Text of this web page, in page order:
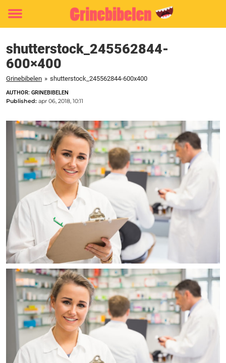
Toggle
shutterstock_245562844-
600×400
Grinebibelen » shutterstock_245562844-600x400
AUTHOR: GRINEBIBELEN
Published: apr 06, 2018, 10:11